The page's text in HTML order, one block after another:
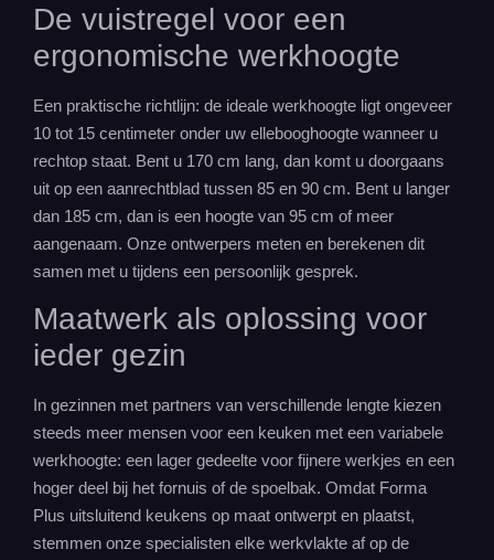
De vuistregel voor een
ergonomische werkhoogte
Een praktische richtlijn: de ideale werkhoogte ligt ongeveer
10 tot 15 centimeter onder uw ellebooghoogte wanneer u
rechtop staat. Bent u 170 cm lang, dan komt u doorgaans
uit op een aanrechtblad tussen 85 en 90 cm. Bent u langer
dan 185 cm, dan is een hoogte van 95 cm of meer
aangenaam. Onze ontwerpers meten en berekenen dit
samen met u tijdens een persoonlijk gesprek.
Maatwerk als oplossing voor
ieder gezin
In gezinnen met partners van verschillende lengte kiezen
steeds meer mensen voor een keuken met een variabele
werkhoogte: een lager gedeelte voor fijnere werkjes en een
hoger deel bij het fornuis of de spoelbak. Omdat Forma
Plus uitsluitend keukens op maat ontwerpt en plaatst,
stemmen onze specialisten elke werkvlakte af op de